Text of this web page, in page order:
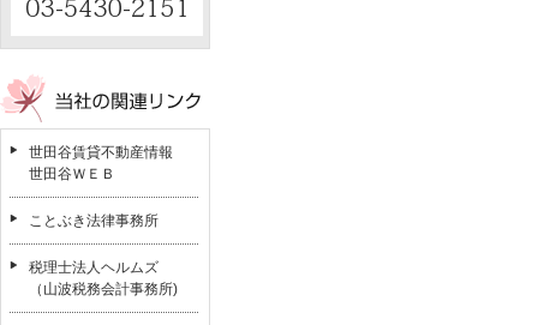
世田谷賃貸不動産情報
世田谷ＷＥＢ
ことぶき法律事務所
税理士法人ヘルムズ
（山波税務会計事務所)